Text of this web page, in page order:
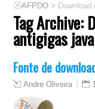
AFPDO >
Tag Archive:
antigigas java
Fonte de
Andre Oliveira